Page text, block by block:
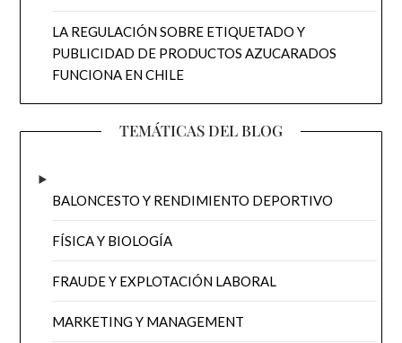
LA REGULACIÓN SOBRE ETIQUETADO Y
PUBLICIDAD DE PRODUCTOS AZUCARADOS
FUNCIONA EN CHILE
TEMÁTICAS DEL BLOG
BALONCESTO Y RENDIMIENTO DEPORTIVO
FÍSICA Y BIOLOGÍA
FRAUDE Y EXPLOTACIÓN LABORAL
MARKETING Y MANAGEMENT